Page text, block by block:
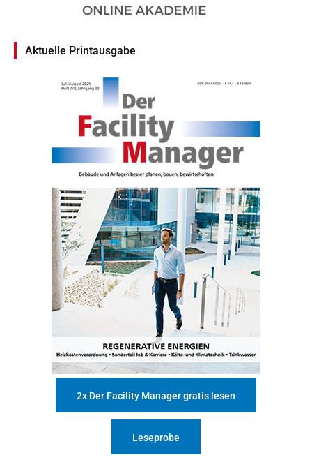
Aktuelle Printausgabe
2x Der Facility Manager gratis lesen
Leseprobe